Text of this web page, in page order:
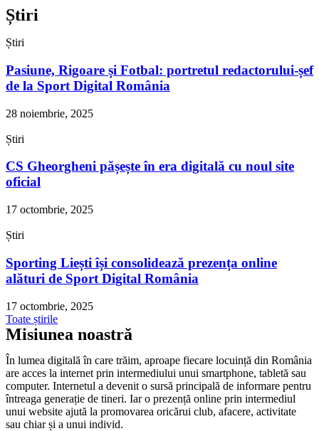
Știri
Știri
Pasiune, Rigoare și Fotbal: portretul redactorului-șef
de la Sport Digital România
28 noiembrie, 2025
Știri
CS Gheorgheni pășește în era digitală cu noul site
oficial
17 octombrie, 2025
Știri
Sporting Liești își consolidează prezența online
alături de Sport Digital România
17 octombrie, 2025
Toate știrile
Misiunea noastră
În lumea digitală în care trăim, aproape fiecare locuință din România
are acces la internet prin intermediului unui smartphone, tabletă sau
computer. Internetul a devenit o sursă principală de informare pentru
întreaga generație de tineri. Iar o prezență online prin intermediul
unui website ajută la promovarea oricărui club, afacere, activitate
sau chiar și a unui individ.